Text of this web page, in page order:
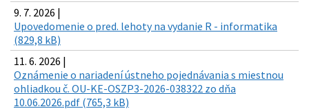
9. 7. 2026 |
Upovedomenie o pred. lehoty na vydanie R - informatika
(829,8 kB)
11. 6. 2026 |
Oznámenie o nariadení ústneho pojednávania s miestnou
ohliadkou č. OU-KE-OSZP3-2026-038322 zo dňa
10.06.2026.pdf (765,3 kB)